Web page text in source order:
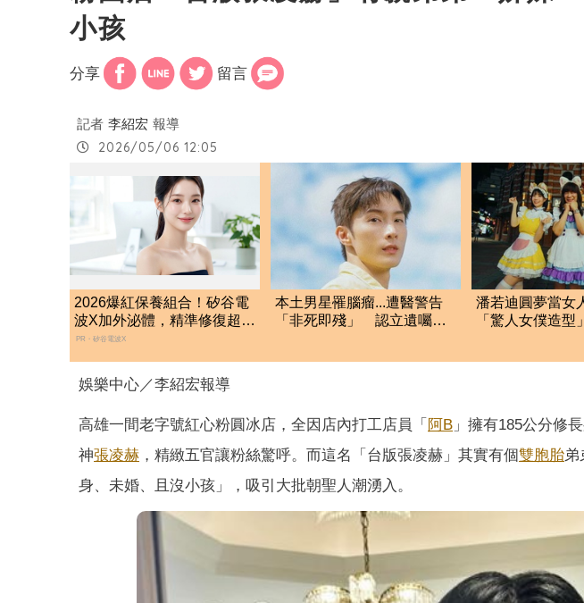
小孩
分享 留言
記者 李紹宏 報導
2026/05/06 12:05
2026爆紅保養組合！矽谷電
波X加外泌體，精準修復超有
感
PR・矽谷電波X
本土男星罹腦瘤...遭醫警告
「非死即殘」 認立遺囑：
潘若迪圓夢當女
「驚人女僕造
娛樂中心／李紹宏報導
高雄一間老字號紅心粉圓冰店，全因店內打工店員「 阿B 」擁有185公分修
神張凌赫 ，精緻五官讓粉絲驚呼。而這名「台版張凌赫」其實有個雙胞胎弟
身、未婚、且沒小孩」，吸引大批朝聖人潮湧入。